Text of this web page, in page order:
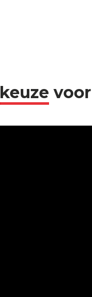
keuze